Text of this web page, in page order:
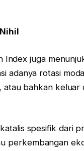
Index juga
adanya rotasi
atau bahkan keluar
spesifik dari
perkembangan